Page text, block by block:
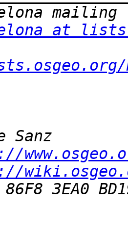
at
3EA0